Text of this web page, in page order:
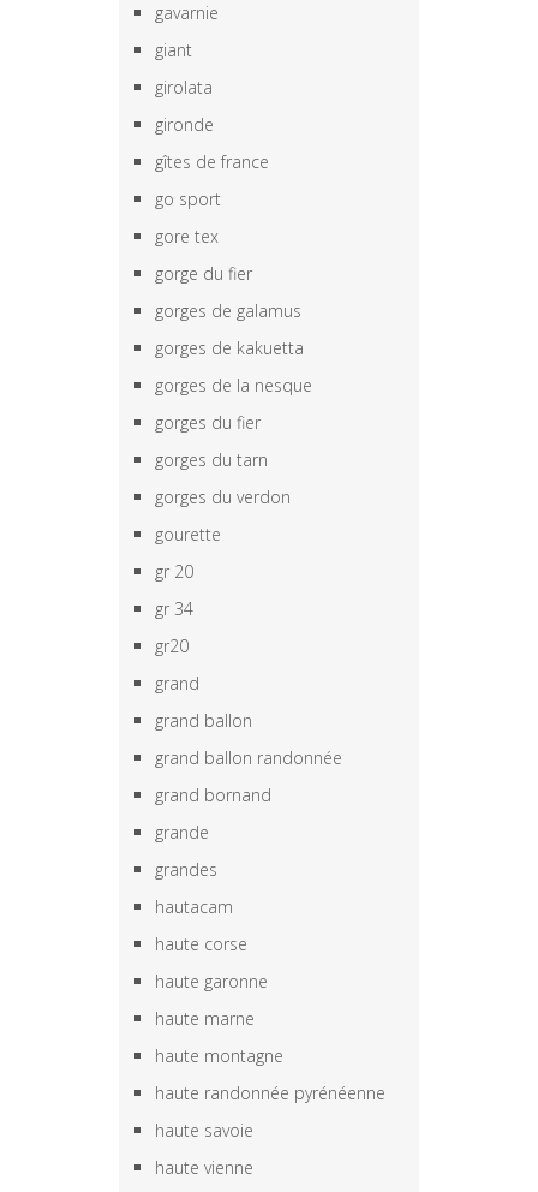
gavarnie
giant
girolata
gironde
gîtes de france
go sport
gore tex
gorge du fier
gorges de galamus
gorges de kakuetta
gorges de la nesque
gorges du fier
gorges du tarn
gorges du verdon
gourette
gr 20
gr 34
gr20
grand
grand ballon
grand ballon randonnée
grand bornand
grande
grandes
hautacam
haute corse
haute garonne
haute marne
haute montagne
haute randonnée pyrénéenne
haute savoie
haute vienne